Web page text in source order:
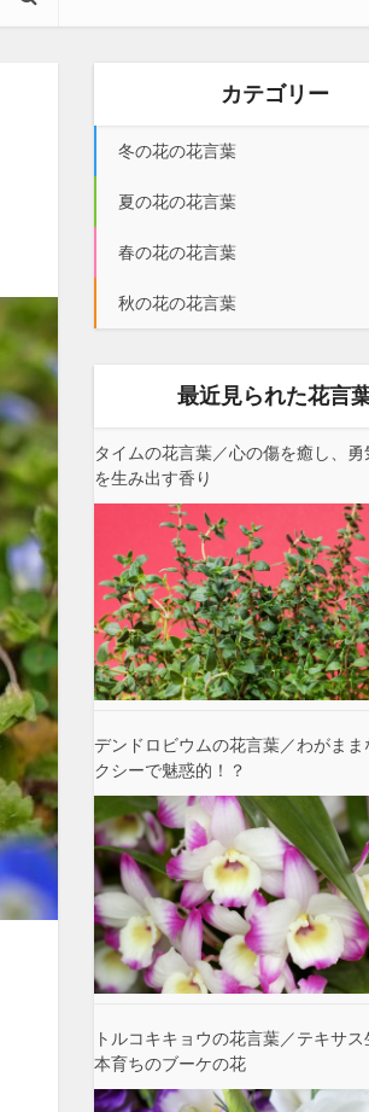
カテゴリー
冬の花の花言葉
夏の花の花言葉
春の花の花言葉
秋の花の花言葉
最近見られた花言
タイムの花言葉／心の傷を癒し、勇
を生み出す香り
デンドロビウムの花言葉／わがまま
クシーで魅惑的！？
トルコキキョウの花言葉／テキサス
本育ちのブーケの花